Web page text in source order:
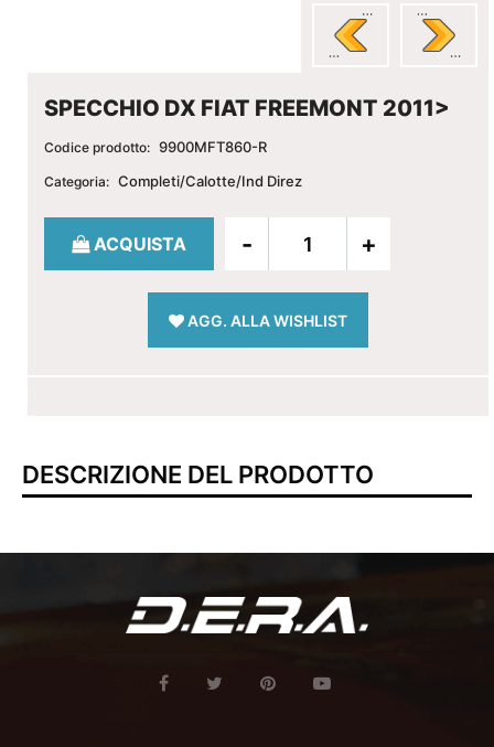
SPECCHIO DX FIAT FREEMONT 2011>
Codice prodotto: 9900MFT860-R
Categoria: Completi/Calotte/Ind Direz
Quantità
ACQUISTA
AGG. ALLA WISHLIST
DESCRIZIONE DEL PRODOTTO